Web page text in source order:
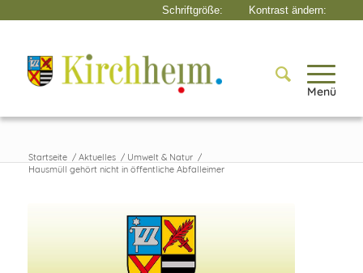
Menü
Startseite / Aktuelles / Umwelt & Natur /
Hausmüll gehört nicht in öffentliche Abfalleimer